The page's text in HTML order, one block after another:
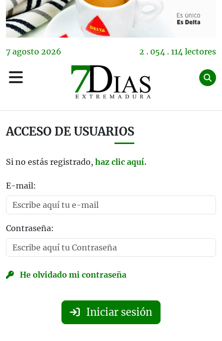
7 agosto 2026 2 . 054 . 114 lectores
ACCESO DE USUARIOS
Si no estás registrado, haz clic aquí.
E-mail:
Contraseña:
He olvidado mi contraseña
Iniciar sesión